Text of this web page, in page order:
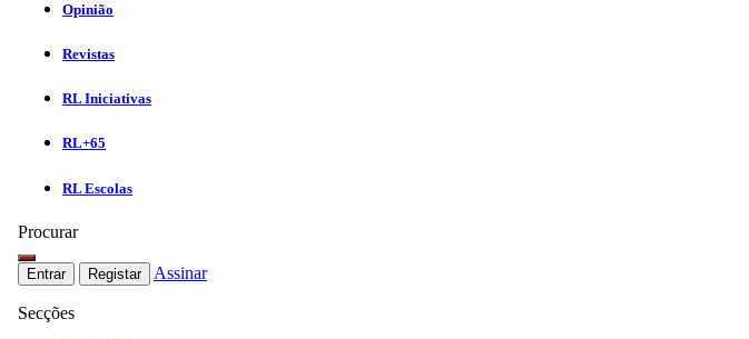
Opinião
Revistas
RL Iniciativas
RL+65
RL Escolas
Procurar
Entrar Registar Assinar
Secções